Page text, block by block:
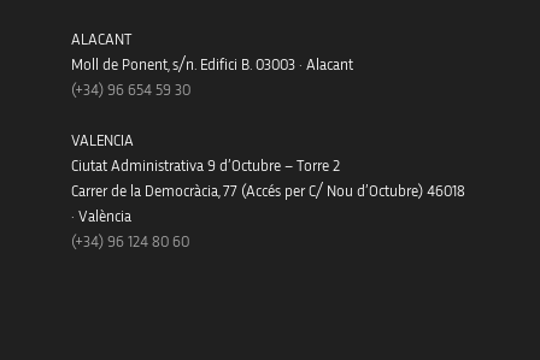
ALACANT
Moll de Ponent, s/n. Edifici B. 03003 · Alacant
(+34) 96 654 59 30
VALENCIA
Ciutat Administrativa 9 d’Octubre – Torre 2
Carrer de la Democràcia, 77 (Accés per C/ Nou d’Octubre) 46018
· València
(+34) 96 124 80 60